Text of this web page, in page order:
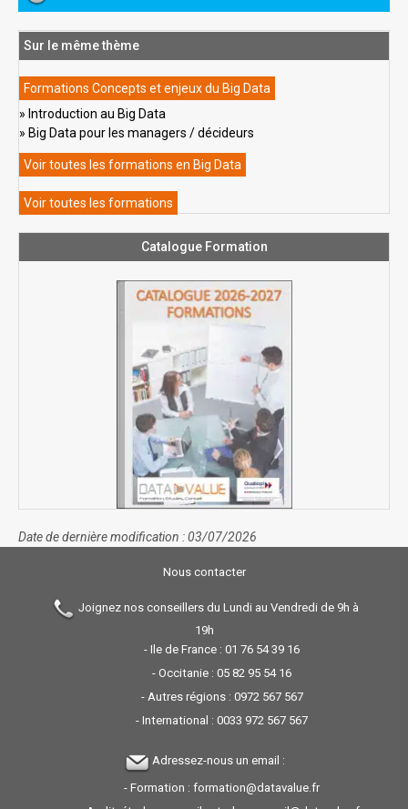
Sur le même thème
Formations Concepts et enjeux du Big Data
Introduction au Big Data
Big Data pour les managers / décideurs
Voir toutes les formations en Big Data
Voir toutes les formations
Catalogue Formation
Date de dernière modification : 03/07/2026
Nous contacter
Joignez nos conseillers du Lundi au Vendredi de 9h à
19h
- Ile de France : 01 76 54 39 16
- Occitanie : 05 82 95 54 16
- Autres régions : 0972 567 567
- International : 0033 972 567 567
Adressez-nous un email :
- Formation : formation@datavalue.fr